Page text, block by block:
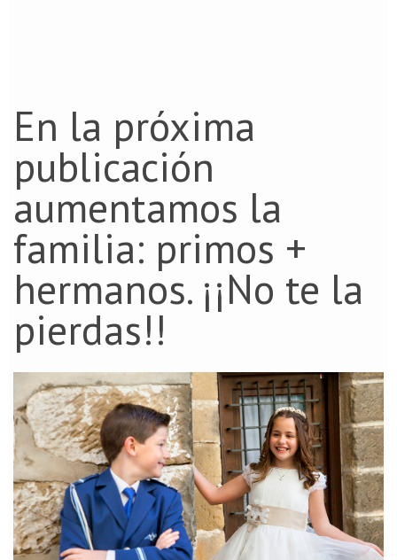
En la próxima
publicación
aumentamos la
familia: primos +
hermanos. ¡¡No te la
pierdas!!